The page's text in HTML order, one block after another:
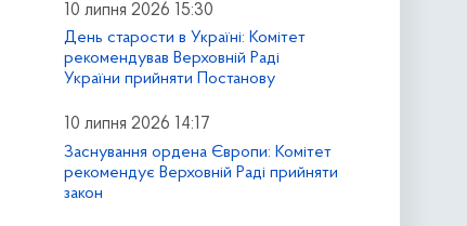
10 липня 2026 15:30
День старости в Україні: Комітет
рекомендував Верховній Раді
України прийняти Постанову
10 липня 2026 14:17
Заснування ордена Європи: Комітет
рекомендує Верховній Раді прийняти
закон